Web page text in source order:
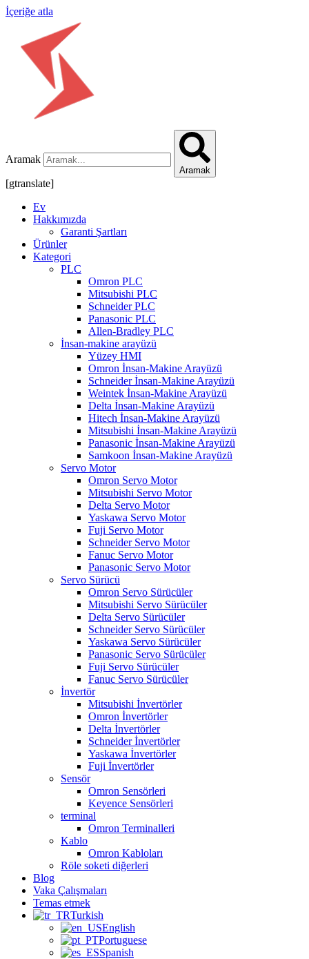
İçeriğe atla
Aramak
Aramak
[gtranslate]
Ev
Hakkımızda
Garanti Şartları
Ürünler
Kategori
PLC
Omron PLC
Mitsubishi PLC
Schneider PLC
Panasonic PLC
Allen-Bradley PLC
İnsan-makine arayüzü
Yüzey HMI
Omron İnsan-Makine Arayüzü
Schneider İnsan-Makine Arayüzü
Weintek İnsan-Makine Arayüzü
Delta İnsan-Makine Arayüzü
Hitech İnsan-Makine Arayüzü
Mitsubishi İnsan-Makine Arayüzü
Panasonic İnsan-Makine Arayüzü
Samkoon İnsan-Makine Arayüzü
Servo Motor
Omron Servo Motor
Mitsubishi Servo Motor
Delta Servo Motor
Yaskawa Servo Motor
Fuji Servo Motor
Schneider Servo Motor
Fanuc Servo Motor
Panasonic Servo Motor
Servo Sürücü
Omron Servo Sürücüler
Mitsubishi Servo Sürücüler
Delta Servo Sürücüler
Schneider Servo Sürücüler
Yaskawa Servo Sürücüler
Panasonic Servo Sürücüler
Fuji Servo Sürücüler
Fanuc Servo Sürücüler
İnvertör
Mitsubishi İnvertörler
Omron İnvertörler
Delta İnvertörler
Schneider İnvertörler
Yaskawa İnvertörler
Fuji İnvertörler
Sensör
Omron Sensörleri
Keyence Sensörleri
terminal
Omron Terminalleri
Kablo
Omron Kabloları
Röle soketi diğerleri
Blog
Vaka Çalışmaları
Temas etmek
Turkish
English
Portuguese
Spanish